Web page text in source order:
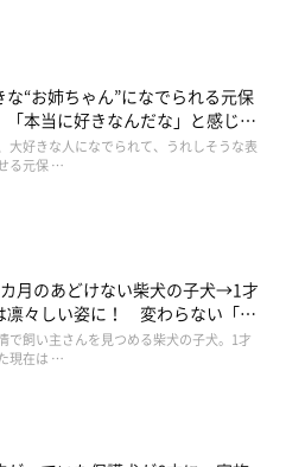
な“お姉ちゃん”になでられる元保
本当に好きなんだな」と感じる
ほっこり
大好きな人になでられて、うれしそうな表
る元保 …
月のあどけない柴犬の子犬→1才
凛々しい姿に！ 変わらない「く
おめめ」にもほっこり
で飼い主さんを見つめる柴犬の子犬。1才
現在は …